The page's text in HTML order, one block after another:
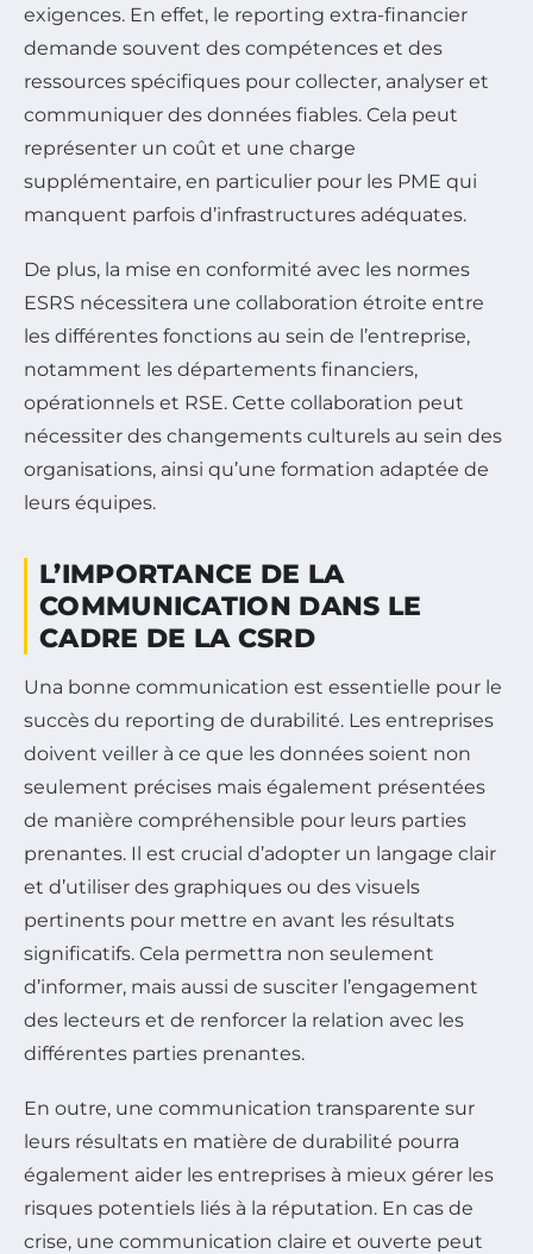
exigences. En effet, le reporting extra-financier
demande souvent des compétences et des
ressources spécifiques pour collecter, analyser et
communiquer des données fiables. Cela peut
représenter un coût et une charge
supplémentaire, en particulier pour les PME qui
manquent parfois d’infrastructures adéquates.
De plus, la mise en conformité avec les normes
ESRS nécessitera une collaboration étroite entre
les différentes fonctions au sein de l’entreprise,
notamment les départements financiers,
opérationnels et RSE. Cette collaboration peut
nécessiter des changements culturels au sein des
organisations, ainsi qu’une formation adaptée de
leurs équipes.
L’IMPORTANCE DE LA
COMMUNICATION DANS LE
CADRE DE LA CSRD
Una bonne communication est essentielle pour le
succès du reporting de durabilité. Les entreprises
doivent veiller à ce que les données soient non
seulement précises mais également présentées
de manière compréhensible pour leurs parties
prenantes. Il est crucial d’adopter un langage clair
et d’utiliser des graphiques ou des visuels
pertinents pour mettre en avant les résultats
significatifs. Cela permettra non seulement
d’informer, mais aussi de susciter l’engagement
des lecteurs et de renforcer la relation avec les
différentes parties prenantes.
En outre, une communication transparente sur
leurs résultats en matière de durabilité pourra
également aider les entreprises à mieux gérer les
risques potentiels liés à la réputation. En cas de
crise, une communication claire et ouverte peut